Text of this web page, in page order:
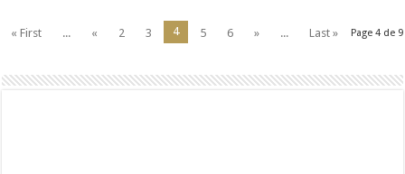
Page 4 de 9
« First ... « 2 3 4 5 6 » ... Last »